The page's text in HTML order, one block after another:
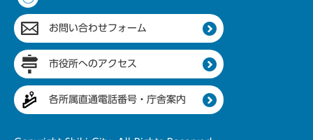
お問い合わせフォーム
市役所へのアクセス
各所属直通電話番号・庁舎案内